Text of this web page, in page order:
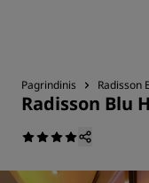
Pagrindinis Radisson
Radisson Blu